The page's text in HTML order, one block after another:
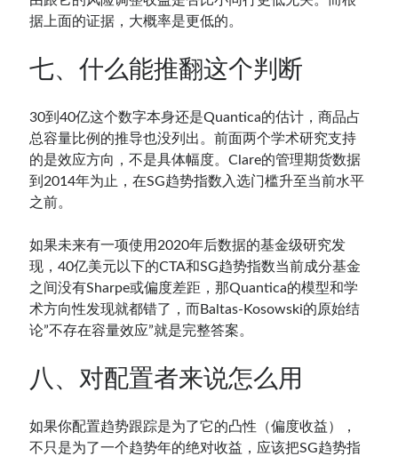
据上面的证据，大概率是更低的。
七、什么能推翻这个判断
30到40亿这个数字本身还是Quantica的估计，商品占
总容量比例的推导也没列出。前面两个学术研究支持
的是效应方向，不是具体幅度。Clare的管理期货数据
到2014年为止，在SG趋势指数入选门槛升至当前水平
之前。
如果未来有一项使用2020年后数据的基金级研究发
现，40亿美元以下的CTA和SG趋势指数当前成分基金
之间没有Sharpe或偏度差距，那Quantica的模型和学
术方向性发现就都错了，而Baltas-Kosowski的原始结
论”不存在容量效应”就是完整答案。
八、对配置者来说怎么用
如果你配置趋势跟踪是为了它的凸性（偏度收益），
不只是为了一个趋势年的绝对收益，应该把SG趋势指